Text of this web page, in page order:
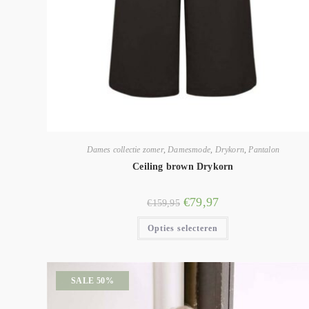
Dames collectie zomer, Damesmode Drykorn, Pantalon
Ceiling brown Drykorn
€159,95 €79,97
Opties selecteren
SALE 50%